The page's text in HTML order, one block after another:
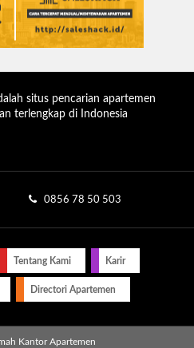
situs pencarian apartemen
terlengkap di Indonesia
0856 78 50 503
Tentang Kami Karir
Directori Apartemen
Kantor Apartemen